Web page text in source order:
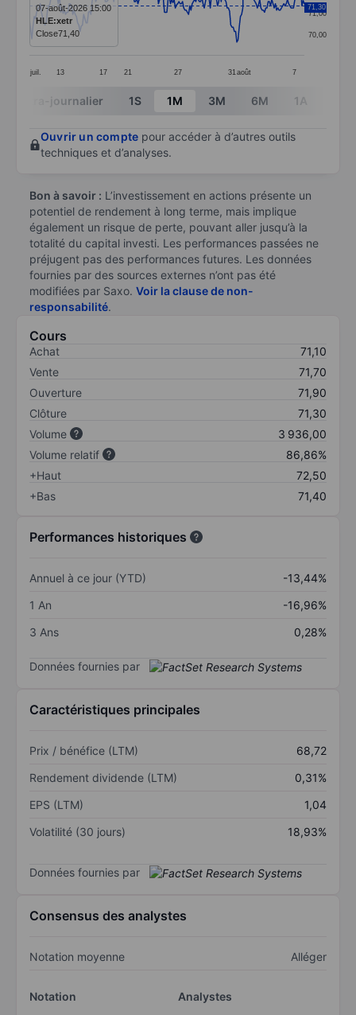
The chart has 1 X axis displaying categories.
The chart has 1 Y axis displaying values. Data
juil. 13 17 21 27 31 août 7
70,00
71,00
71,30
07-août-2026 15:00
HLE:xetr
Close71,40
End of interactive chart.
Intra-journalier 1S 1M 3M 6M 1A
Ouvrir un compte pour accéder à d’autres outils
techniques et d’analyses.
Bon à savoir : L’investissement en actions présente un
potentiel de rendement à long terme, mais implique
également un risque de perte, pouvant aller jusqu’à la
totalité du capital investi. Les performances passées ne
préjugent pas des performances futures. Les données
fournies par des sources externes n’ont pas été
modifiées par Saxo. Voir la clause de non-
responsabilité.
Cours
Achat
71,10
Vente
71,70
Ouverture
71,90
Clôture
71,30
Volume
3 936,00
Volume relatif
86,86%
+Haut
72,50
+Bas
71,40
Performances historiques
Annuel à ce jour (YTD)
-13,44%
1 An
-16,96%
3 Ans
0,28%
Données fournies par
Caractéristiques principales
Prix / bénéfice (LTM)
68,72
Rendement dividende (LTM)
0,31%
EPS (LTM)
1,04
Volatilité (30 jours)
18,93%
Données fournies par
Consensus des analystes
Notation moyenne Alléger
Notation
Analystes